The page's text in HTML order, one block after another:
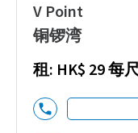
V Point
铜锣湾
租: HK$ 29 每